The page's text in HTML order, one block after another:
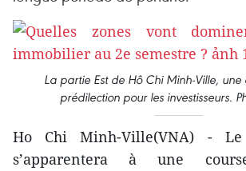
La partie Est de Hô Chi Minh-Ville,
prédilection pour les investisseurs.
Ho Chi Minh-Ville(VNA) - Le
s’apparentera à une